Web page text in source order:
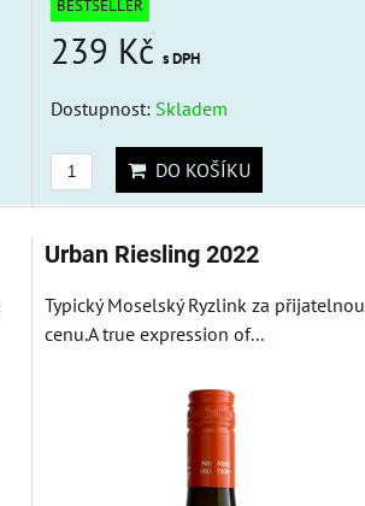
BESTSELLER
239 Kč s DPH
Dostupnost: Skladem
DO KOŠÍKU
Urban Riesling 2022
Typický Moselský Ryzlink za přijatelnou
cenu.A true expression of...